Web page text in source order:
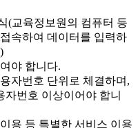
(교육정보원의 컴퓨터 등
속하여 데이터를 입력하
야 합니다.
자번호 단위로 체결하며,
자번호 이상이어야 합니
용 등 특별한 서비스 이용